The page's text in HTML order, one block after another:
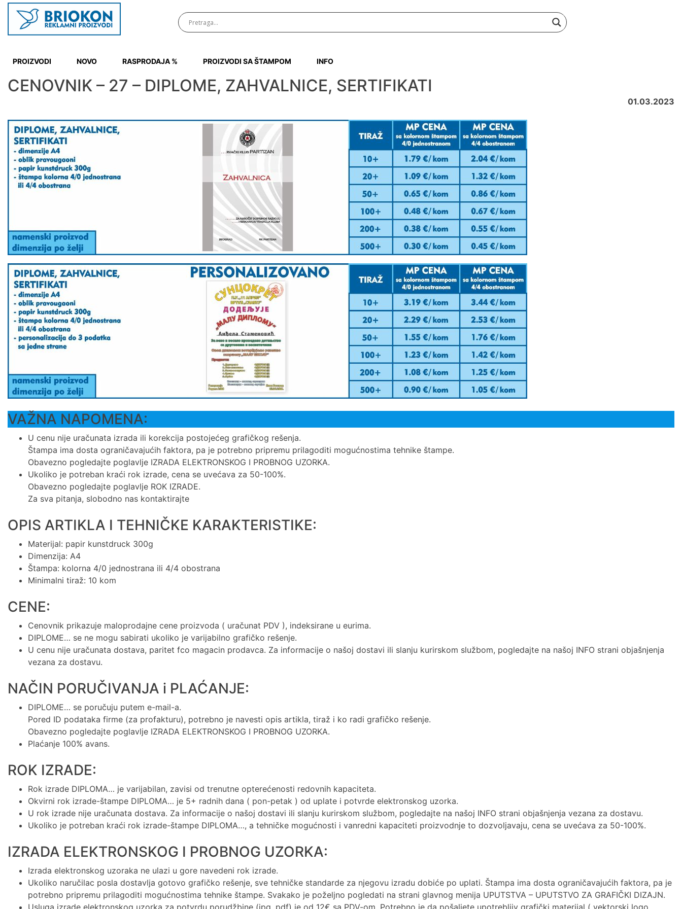
Preskoči
PROIZVODI NOVO RASPRODAJA % PROIZVODI SA ŠTAMPOM INFO
CENOVNIK – 27 – DIPLOME, ZAHVALNICE, SERTIFIKATI
01.03.2023
VAŽNA NAPOMENA:
U cenu nije uračunata izrada ili korekcija postojećeg grafičkog rešenja.
Štampa ima dosta ograničavajućih faktora, pa je potrebno pripremu prilagoditi mogućnostima tehnike štampe.
Obavezno pogledajte poglavlje IZRADA ELEKTRONSKOG I PROBNOG UZORKA.
Ukoliko je potreban kraći rok izrade, cena se uvećava za 50-100%.
Obavezno pogledajte poglavlje ROK IZRADE.
Za sva pitanja, slobodno nas kontaktirajte
OPIS ARTIKLA I TEHNIČKE KARAKTERISTIKE:
Materijal: papir kunstdruck 300g
Dimenzija: A4
Štampa: kolorna 4/0 jednostrana ili 4/4 obostrana
Minimalni tiraž: 10 kom
CENE:
Cenovnik prikazuje maloprodajne cene proizvoda ( uračunat PDV ), indeksirane u eurima.
DIPLOME… se ne mogu sabirati ukoliko je varijabilno grafičko rešenje.
U cenu nije uračunata dostava, paritet fco magacin prodavca. Za informacije o našoj dostavi ili slanju kurirskom službom, pogledajte na našoj INFO strani objašnjenja
vezana za dostavu.
NAČIN PORUČIVANJA i PLAĆANJE:
DIPLOME… se poručuju putem e-mail-a.
Pored ID podataka firme (za profakturu), potrebno je navesti opis artikla, tiraž i ko radi grafičko rešenje.
Obavezno pogledajte poglavlje IZRADA ELEKTRONSKOG I PROBNOG UZORKA.
Plaćanje 100% avans.
ROK IZRADE:
Rok izrade DIPLOMA… je varijabilan, zavisi od trenutne opterećenosti redovnih kapaciteta.
Okvirni rok izrade-štampe DIPLOMA… je 5+ radnih dana ( pon-petak ) od uplate i potvrde elektronskog uzorka.
U rok izrade nije uračunata dostava. Za informacije o našoj dostavi ili slanju kurirskom službom, pogledajte na našoj INFO strani objašnjenja vezana za dostavu.
Ukoliko je potreban kraći rok izrade-štampe DIPLOMA…, a tehničke mogućnosti i vanredni kapaciteti proizvodnje to dozvoljavaju, cena se uvećava za 50-100%.
IZRADA ELEKTRONSKOG I PROBNOG UZORKA:
Izrada elektronskog uzoraka ne ulazi u gore navedeni rok izrade.
Ukoliko naručilac posla dostavlja gotovo grafičko rešenje, sve tehničke standarde za njegovu izradu dobiće po uplati. Štampa ima dosta ograničavajućih faktora, pa je
potrebno pripremu prilagoditi mogućnostima tehnike štampe. Svakako je poželjno pogledati na strani glavnog menija UPUTSTVA – UPUTSTVO ZA GRAFIČKI DIZAJN.
Usluga izrade elektronskog uzorka za potvrdu porudžbine (jpg, pdf) je od 12€ sa PDV-om. Potrebno je da pošaljete upotrebljiv grafički materijal ( vektorski logo,